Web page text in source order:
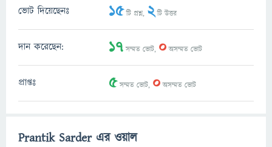
ভোট দিয়েছেনঃ 15টি প্রশ্ন, 2টি উত্তর
দান করেছেন: 17সম্মত ভোট, 0অসম্মত ভোট
প্রাপ্তঃ 5সম্মত ভোট, 0অসম্মত ভোট
Prantik Sarder এর ওয়াল